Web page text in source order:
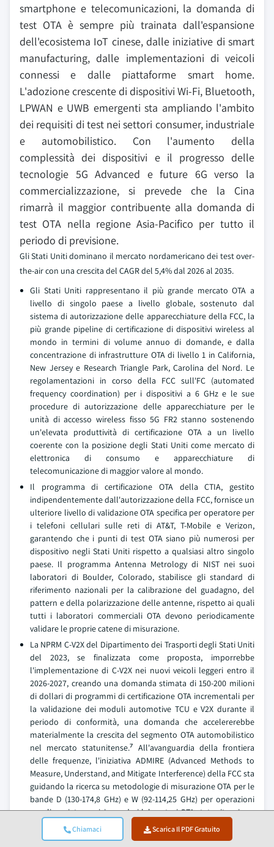
Chiamaci Scarica Il PDF Gratuito
smartphone e telecomunicazioni, la domanda di
test OTA è sempre più trainata dall'espansione
dell'ecosistema IoT cinese, dalle iniziative di smart
manufacturing, dalle implementazioni di veicoli
connessi e dalle piattaforme smart home.
L'adozione crescente di dispositivi Wi-Fi, Bluetooth,
LPWAN e UWB emergenti sta ampliando l'ambito
dei requisiti di test nei settori consumer, industriale
e automobilistico. Con l'aumento della
complessità dei dispositivi e il progresso delle
tecnologie 5G Advanced e future 6G verso la
commercializzazione, si prevede che la Cina
rimarrà il maggior contribuente alla domanda di
test OTA nella regione Asia-Pacifico per tutto il
periodo di previsione.
Gli Stati Uniti dominano il mercato nordamericano dei test over-
the-air con una crescita del CAGR del 5,4% dal 2026 al 2035.
Gli Stati Uniti rappresentano il più grande mercato OTA a
livello di singolo paese a livello globale, sostenuto dal
sistema di autorizzazione delle apparecchiature della FCC, la
più grande pipeline di certificazione di dispositivi wireless al
mondo in termini di volume annuo di domande, e dalla
concentrazione di infrastrutture OTA di livello 1 in California,
New Jersey e Research Triangle Park, Carolina del Nord. Le
regolamentazioni in corso della FCC sull'FC (automated
frequency coordination) per i dispositivi a 6 GHz e le sue
procedure di autorizzazione delle apparecchiature per le
unità di accesso wireless fisso 5G FR2 stanno sostenendo
un'elevata produttività di certificazione OTA a un livello
coerente con la posizione degli Stati Uniti come mercato di
elettronica di consumo e apparecchiature di
telecomunicazione di maggior valore al mondo.
Il programma di certificazione OTA della CTIA, gestito
indipendentemente dall'autorizzazione della FCC, fornisce un
ulteriore livello di validazione OTA specifica per operatore per
i telefoni cellulari sulle reti di AT&T, T-Mobile e Verizon,
garantendo che i punti di test OTA siano più numerosi per
dispositivo negli Stati Uniti rispetto a qualsiasi altro singolo
paese. Il programma Antenna Metrology di NIST nei suoi
laboratori di Boulder, Colorado, stabilisce gli standard di
riferimento nazionali per la calibrazione del guadagno, del
pattern e della polarizzazione delle antenne, rispetto ai quali
tutti i laboratori commerciali OTA devono periodicamente
validare le proprie catene di misurazione.
La NPRM C-V2X del Dipartimento dei Trasporti degli Stati Uniti
del 2023, se finalizzata come proposta, imporrebbe
l'implementazione di C-V2X nei nuovi veicoli leggeri entro il
2026-2027, creando una domanda stimata di 150-200 milioni
di dollari di programmi di certificazione OTA incrementali per
la validazione dei moduli automotive TCU e V2X durante il
periodo di conformità, una domanda che accelererebbe
materialmente la crescita del segmento OTA automobilistico
nel mercato statunitense.⁷ All'avanguardia della frontiera
delle frequenze, l'iniziativa ADMIRE (Advanced Methods to
Measure, Understand, and Mitigate Interference) della FCC sta
guidando la ricerca su metodologie di misurazione OTA per le
bande D (130-174,8 GHz) e W (92-114,25 GHz) per operazioni
non licenziate, posizionando i laboratori OTA statunitensi per
le capacità di frequenza di prossima generazione prima dei
tempi dei prodotti commerciali.